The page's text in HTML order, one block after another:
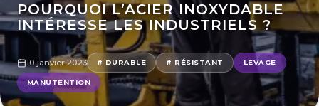
POURQUOI L’ACIER INOXYDABLE
INTÉRESSE LES INDUSTRIELS ?
10 janvier 2023 # DURABLE # RÉSISTANT LEVAGE
MANUTENTION